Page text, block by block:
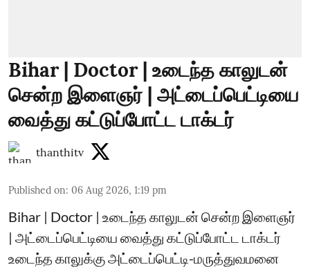
Bihar | Doctor | உடைந்த காலுடன்
சென்ற இளைஞர் | அட்டைப்பெட்டியை
வைத்து கட்டுப்போட்ட டாக்டர்
thanthitv
Published on: 06 Aug 2026, 1:19 pm
Bihar | Doctor | உடைந்த காலுடன் சென்ற இளைஞர்
| அட்டைப்பெட்டியை வைத்து கட்டுப்போட்ட டாக்டர்
உடைந்த காலுக்கு அட்டைப்பெட்டி-மருத்துவமனை